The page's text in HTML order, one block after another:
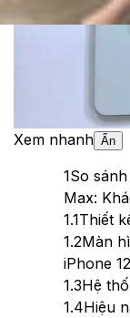
Xem nhanh Ẩn
1So
Max:
1.1Thiết
1.2Màn
iPhone
1.3Hệ
1.4Hiệu